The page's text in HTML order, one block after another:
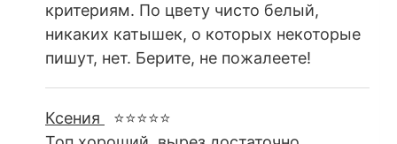
критериям. По цвету чисто белый,
никаких катышек, о которых некоторые
пишут, нет. Берите, не пожалеете!
Ксения
⭐⭐⭐⭐⭐